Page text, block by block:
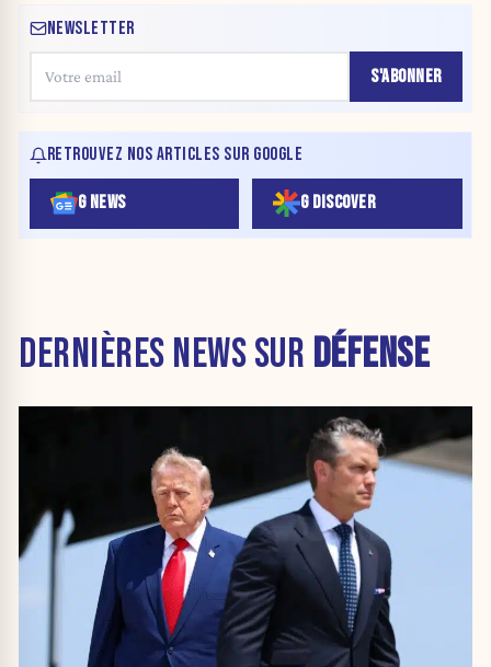
NEWSLETTER
S'ABONNER
RETROUVEZ NOS ARTICLES SUR GOOGLE
G NEWS G DISCOVER
DERNIÈRES NEWS SUR DÉFENSE